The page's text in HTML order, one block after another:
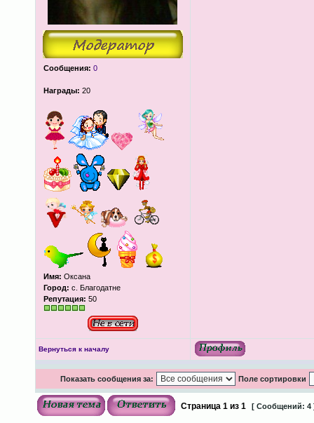
Сообщения: 0
Награды: 20
Имя: Оксана
Город: с. Благодатне
Репутация: 50
Вернуться к началу
Показать сообщения за: Поле сортировки
Страница 1из 1 [ Сообщений: 4